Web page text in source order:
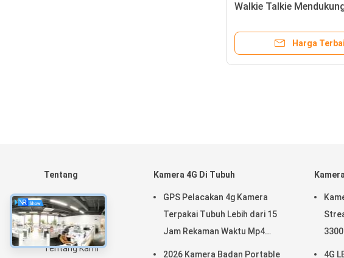
Walkie Talkie
Harga
Tentang
Rumah
Produk
Pertunjukan VR
Tentang Kami
Kamera 4G Di Tubuh
GPS Pelacakan 4g Kamera
Terpakai Tubuh Lebih dari 15
Jam Rekaman Waktu Mp4
Dengan H.264/H.265
2026 Kamera Badan Portable 4G